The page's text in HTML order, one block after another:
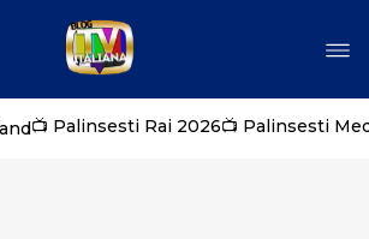
📺 Palinsesti Rai 2026📺 Palinsesti